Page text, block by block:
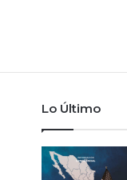
Lo Último